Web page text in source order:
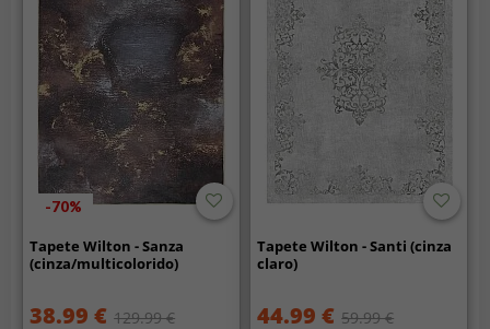
-70%
Tapete Wilton - Sanza
(cinza/multicolorido)
38.99 € 129.99 €
Tapete Wilton - Santi (cinza
claro)
44.99 € 59.99 €